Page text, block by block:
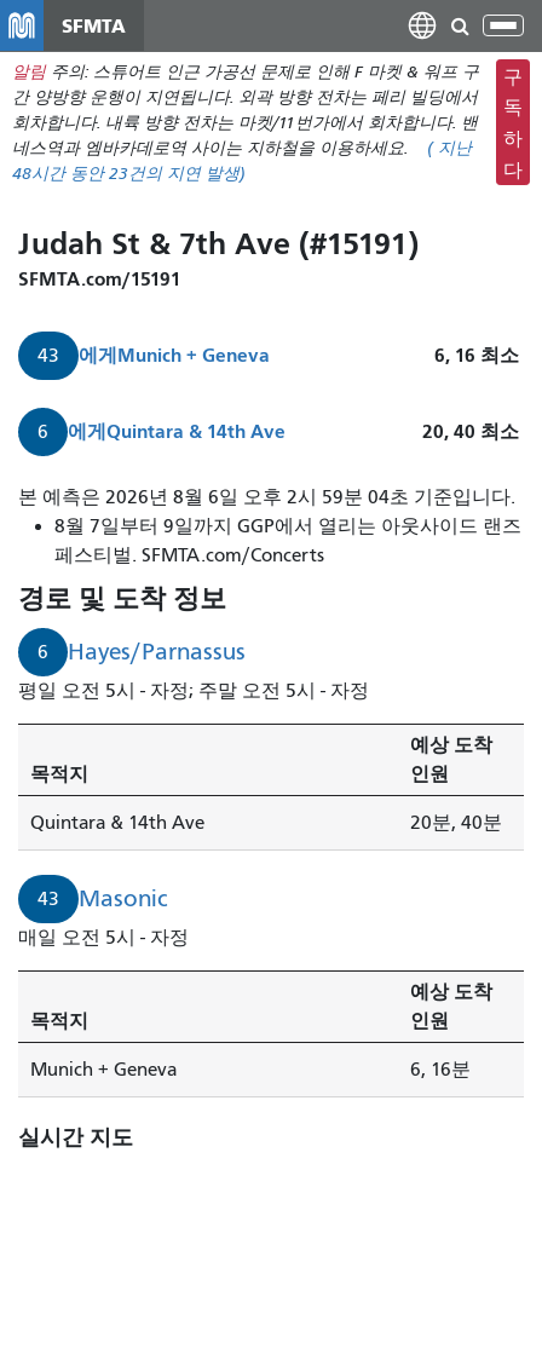
컨
텐
츠
로
뛰
SFMTA
탐
색
메
뉴
전
환
알림 주의: 스튜어트 인근 가공선 문제로 인해 F 마켓 & 워프 구
간 양방향 운행이 지연됩니다. 외곽 방향 전차는 페리 빌딩에서
회차합니다. 내륙 방향 전차는 마켓/11번가에서 회차합니다. 밴
네스역과 엠바카데로역 사이는 지하철을 이용하세요.
( 지난
48시간 동안23건의 지연 발생)
구
독
하
다
Judah St & 7th Ave (#15191)
SFMTA.com/15191
43 에게Munich + Geneva 6, 16 최소
6 에게Quintara & 14th Ave 20, 40 최소
본 예측은 2026년 8월 6일 오후 2시 59분 04초 기준입니다.
8월 7일부터 9일까지 GGP에서 열리는 아웃사이드 랜즈
페스티벌. SFMTA.com/Concerts
경로 및 도착 정보
6 Hayes/Parnassus
평일 오전 5시 - 자정; 주말 오전 5시 - 자정
목적지
예상 도착
인원
Quintara & 14th Ave 20분, 40분
43 Masonic
매일 오전 5시 - 자정
목적지
예상 도착
인원
Munich + Geneva 6, 16분
실시간 지도